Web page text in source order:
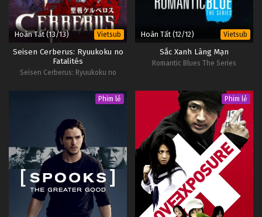
Hoàn Tất (13/13) Vietsub
Seisen Cerberus: Ryuukoku no
Fatalités
Seisen Cerberus: Ryuukoku no
Hoàn Tất (12/12) Vietsub
Sắc Xanh Lãng Mạn
Romantic Blues The Series
Phim lẻ Phim lẻ